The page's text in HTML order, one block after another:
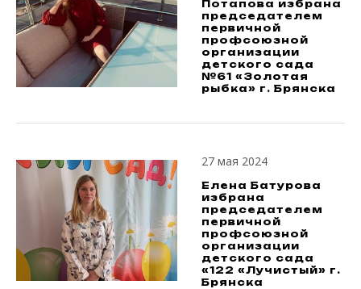
Потапова избрана
председателем
первичной
профсоюзной
организации
детского сада
№61 «Золотая
рыбка» г. Брянска
27 мая 2024
Елена Батурова
избрана
председателем
первичной
профсоюзной
организации
детского сада
«122 «Лучистый» г.
Брянска